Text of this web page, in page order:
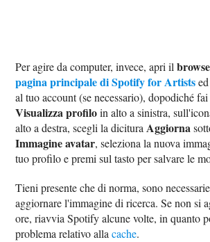
Per agire da computer, invece, apri il
pagina principale di Spotify for Artists
al tuo account (se necessario), dopodiché
Visualizza profiloin alto a sinistra,
alto a destra, scegli la dicituraAggiorna
Immagine avatar, seleziona la nuova
tuo profilo e premi sul tasto per salvare le
Tieni presente che di norma, sono
aggiornare l'immagine di ricerca. Se non si
ore, riavvia Spotify alcune volte, in quanto
problema relativo allacache.